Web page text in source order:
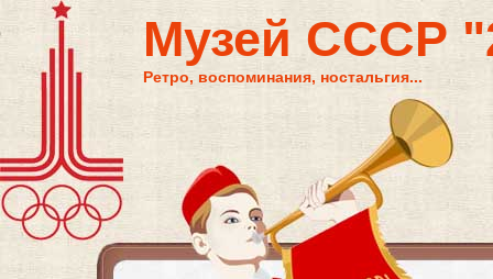
Музей СССР
Ретро, воспоминания, ностальгия...